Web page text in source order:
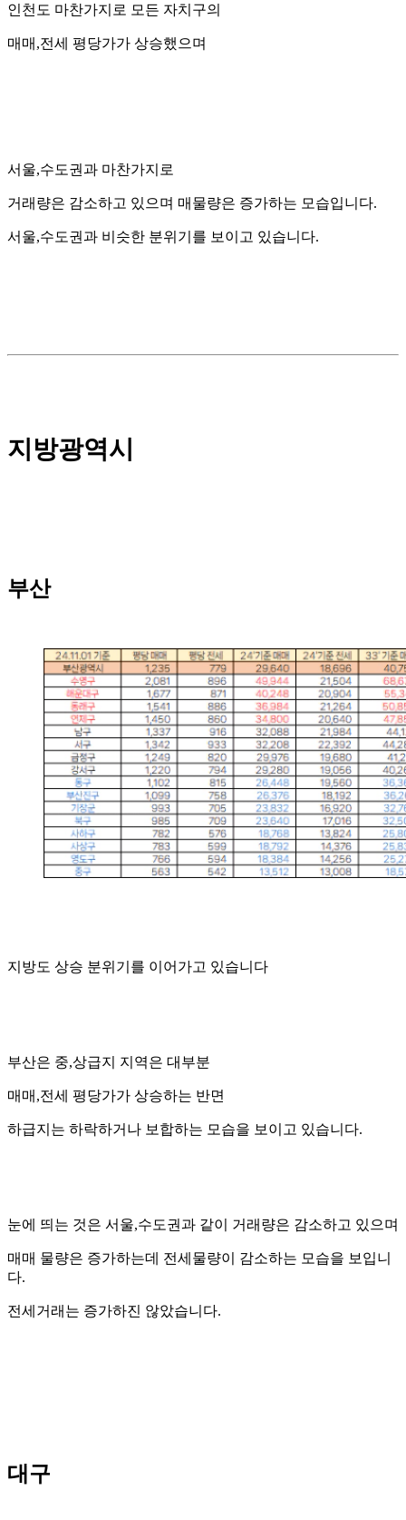
인천도 마찬가지로 모든 자치구의
매매,전세 평당가가 상승했으며
서울,수도권과 마찬가지로
거래량은 감소하고 있으며 매물량은 증가하는 모습입니다.
서울,수도권과 비슷한 분위기를 보이고 있습니다.
지방광역시
부산
지방도 상승 분위기를 이어가고 있습니다
부산은 중,상급지 지역은 대부분
매매,전세 평당가가 상승하는 반면
하급지는 하락하거나 보합하는 모습을 보이고 있습니다.
눈에 띄는 것은 서울,수도권과 같이 거래량은 감소하고 있으며
매매 물량은 증가하는데 전세물량이 감소하는 모습을 보입니
다.
전세거래는 증가하진 않았습니다.
대구